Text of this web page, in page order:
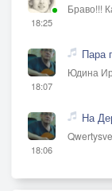
18:25
Браво!!!
18:07
Пара
Юдина
18:06
На